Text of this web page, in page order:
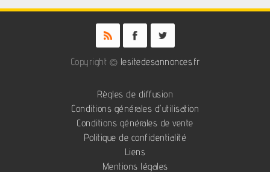
Copyright © lesitedesannonces.fr
Règles de diffusion
Conditions générales d'utilisation
Conditions générales de vente
Politique de confidentialité
Liens
Mentions légales